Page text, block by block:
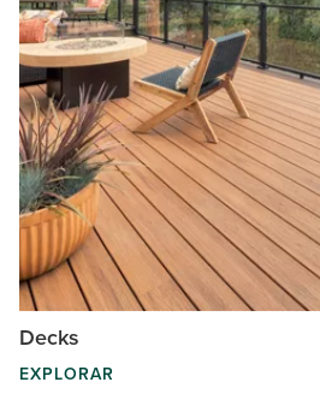
Decks
EXPLORAR